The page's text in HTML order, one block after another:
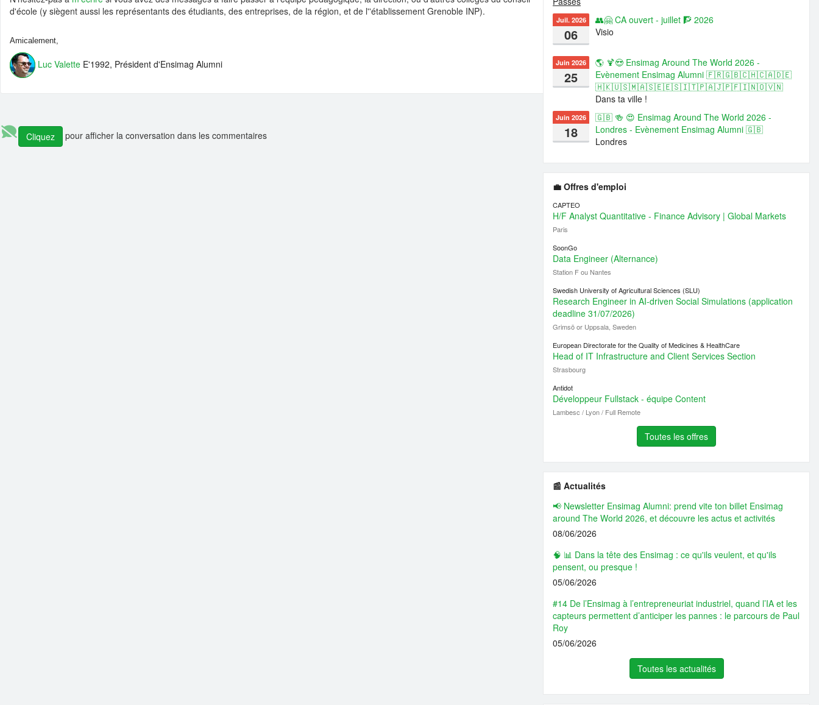
💼 Offre d'emploi :Data Engineer (Alternance)
💼 Offre d'emploi :
💼 Offre d'emploi : Développeur Fullstack - équipe Content
d'école (y siègent aussi les représentants des étudiants, des entreprises, de la région, et de l''établissement Grenoble INP).
Amicalement,
Luc Valette E'1992, Président d'Ensimag Alumni
Cliquez pour afficher la conversation dans les commentaires
Juil. 2026
06
👥🤗 CA ouvert - juillet 🧗 2026
Visio
Juin 2026
25
🌎 🍹😍 Ensimag Around The World 2026 -
Evènement Ensimag Alumni 🇫🇷🇬🇧🇨🇭🇨🇦🇩🇪
🇭🇰🇺🇸🇲🇦🇸🇪🇪🇸🇮🇹🇵🇦🇯🇵🇫🇮🇳🇴🇻🇳
Dans ta ville !
Juin 2026
18
🇬🇧 🍻 😍 Ensimag Around The World 2026 -
Londres - Evènement Ensimag Alumni 🇬🇧
Londres
💼 Offres d'emploi
CAPTEO
H/F Analyst Quantitative - Finance Advisory | Global Markets
Paris
SoonGo
Data Engineer (Alternance)
Station F ou Nantes
Swedish University of Agricultural Sciences (SLU)
Research Engineer in AI-driven Social Simulations (application
deadline 31/07/2026)
Grimsö or Uppsala, Sweden
European Directorate for the Quality of Medicines & HealthCare
Head of IT Infrastructure and Client Services Section
Strasbourg
Antidot
Développeur Fullstack - équipe Content
Lambesc / Lyon / Full Remote
Toutes les offres
📰 Actualités
📢 Newsletter Ensimag Alumni: prend vite ton billet Ensimag
around The World 2026, et découvre les actus et activités
08/06/2026
🧠 📊 Dans la tête des Ensimag : ce qu'ils veulent, et qu'ils
pensent, ou presque !
05/06/2026
#14 De l’Ensimag à l’entrepreneuriat industriel, quand l’IA et les
capteurs permettent d’anticiper les pannes : le parcours de Paul
Roy
05/06/2026
Toutes les actualités